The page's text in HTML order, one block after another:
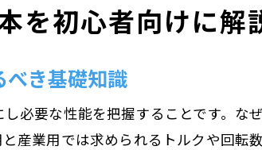
初心者が知るべきモーターの
モーターの用途ごとに選び方
産業機械と工作で違うモータ
用途別モーター選びで重視
を初心者向けに解
べき基礎知識
必要な性能を把握することです。
産業用では求められるトルクや回転